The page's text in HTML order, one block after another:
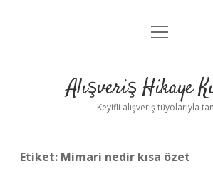
Anasayfa
Yasal Uyarı
menüyü
Alışveriş Hikaye
Keyifli alışveriş tüyolarıyla
Etiket: Mimari nedir kısa özet